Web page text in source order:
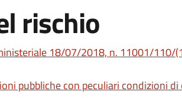
rischio
18/07/2018, n. 11001/110/
pubbliche con peculiari condizioni